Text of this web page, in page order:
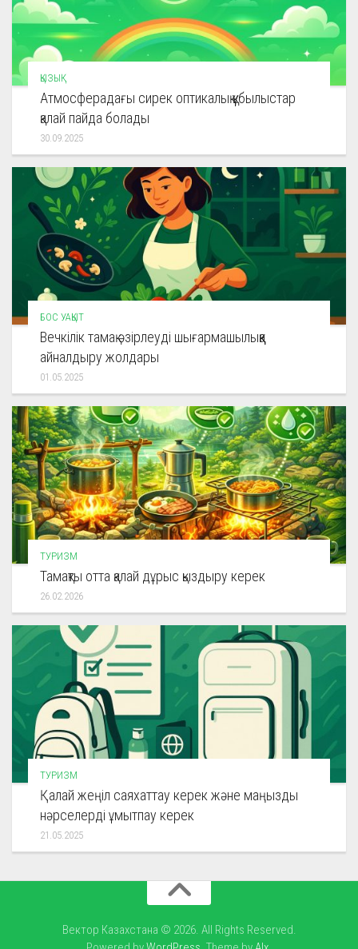
ҚЫЗЫҚ
Атмосферадағы сирек оптикалық құбылыстар
қалай пайда болады
30.09.2025
БОС УАҚЫТ
Вечкілік тамақ әзірлеуді шығармашылыққа
айналдыру жолдары
01.05.2025
ТУРИЗМ
Тамақты отта қалай дұрыс қыздыру керек
26.02.2026
ТУРИЗМ
Қалай жеңіл саяхаттау керек және маңызды
нәрселерді ұмытпау керек
21.05.2025
Вектор Казахстана © 2026. All Rights Reserved.